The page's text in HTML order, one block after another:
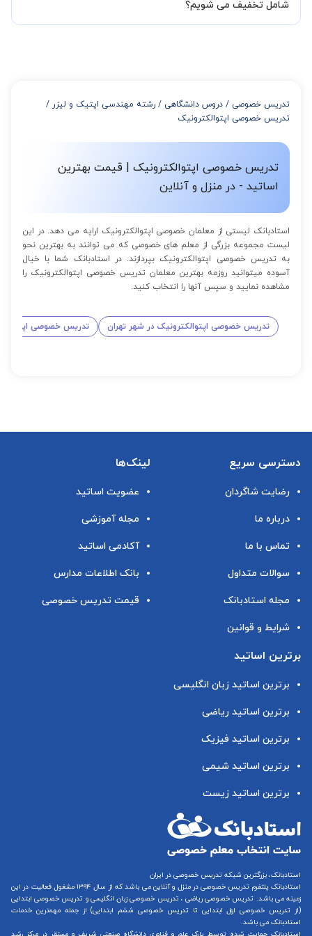
شود تا با توجه به سطح شما و خواسته شما مدرس اعلام کنند که تقریبا
شامل تخفیف می شویم؟
از 12 تا 15 جلسه: 7% تخفیف
از 16 تا 100 جلسه: 9% تخفیف
تدریس خصوصی / دروس دانشگاهی / رشته مهندسی اپتیک و لیزر /
تدریس خصوصی اپتوالکترونیک
تدریس خصوصی اپتوالکترونیک | قیمت بهترین
اساتید - در منزل و آنلاین
استادبانک لیستی از معلمان خصوصی اپتوالکترونیک ارایه می دهد. در این
لیست مجموعه بزرگی از معلم های خصوصی که می توانند به بهترین نحو
به تدریس خصوصی اپتوالکترونیک بپردازند. در استادبانک شما با خیال
آسوده میتوانید روزمه بهترین معلمان تدریس خصوصی اپتوالکترونیک را
مشاهده نمایید و سپس آنها را انتخاب کنید.
تدریس خصوصی اپتوالکترونیک در شهر تهران تدریس خصوصی
دسترسی سریع
رضایت شاگردان
درباره ما
تماس با ما
سوالات متداول
مجله استادبانک
شرایط و قوانین
لینک‌ها
عضویت اساتید
مجله آموزشی
آکادمی اساتید
بانک اطلاعات مدارس
قیمت تدریس خصوصی
برترین اساتید
برترین اساتید زبان انگلیسی
برترین اساتید ریاضی
برترین اساتید فیزیک
برترین اساتید شیمی
برترین اساتید زیست
استادبانک، بزرگترین شبکه تدریس خصوصی در ایران
استادبانک پلتفرم تدریس خصوصی در منزل و آنلاین
می باشد که از سال ۱۳۹۴ مشغول فعالیت در این
زمینه می باشد. تدریس خصوصی ریاضی ، تدریس خصوصی زبان انگلیسیو تدریس خصوصی ابتدایی
(از تدریس خصوصی اول ابتدایی تا تدریس خصوصی ششم ابتدایی) از جمله مهمترین خدمات
استادبانک می باشد.